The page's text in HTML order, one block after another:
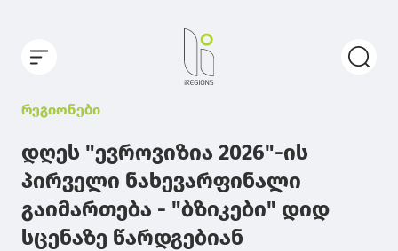
რეგიონები
დღეს "ევროვიზია 2026"-ის
პირველი ნახევარფინალი
გაიმართება - "ბზიკები" დიდ
სცენაზე წარდგებიან